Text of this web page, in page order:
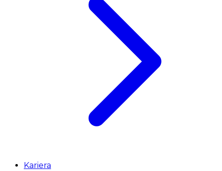
Kariera